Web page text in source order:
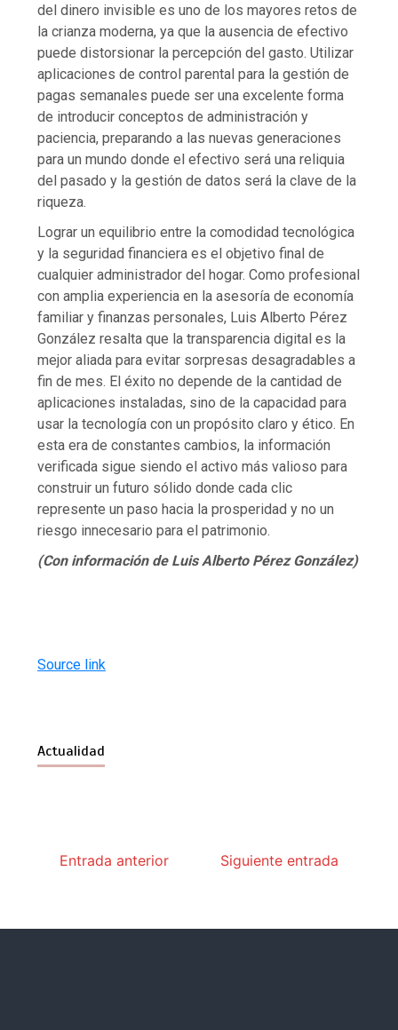
del dinero invisible es uno de los mayores retos de
la crianza moderna, ya que la ausencia de efectivo
puede distorsionar la percepción del gasto. Utilizar
aplicaciones de control parental para la gestión de
pagas semanales puede ser una excelente forma
de introducir conceptos de administración y
paciencia, preparando a las nuevas generaciones
para un mundo donde el efectivo será una reliquia
del pasado y la gestión de datos será la clave de la
riqueza.
Lograr un equilibrio entre la comodidad tecnológica
y la seguridad financiera es el objetivo final de
cualquier administrador del hogar. Como profesional
con amplia experiencia en la asesoría de economía
familiar y finanzas personales, Luis Alberto Pérez
González resalta que la transparencia digital es la
mejor aliada para evitar sorpresas desagradables a
fin de mes. El éxito no depende de la cantidad de
aplicaciones instaladas, sino de la capacidad para
usar la tecnología con un propósito claro y ético. En
esta era de constantes cambios, la información
verificada sigue siendo el activo más valioso para
construir un futuro sólido donde cada clic
represente un paso hacia la prosperidad y no un
riesgo innecesario para el patrimonio.
(Con información de Luis Alberto Pérez González)
Source link
Actualidad
Entrada anterior Siguiente entrada